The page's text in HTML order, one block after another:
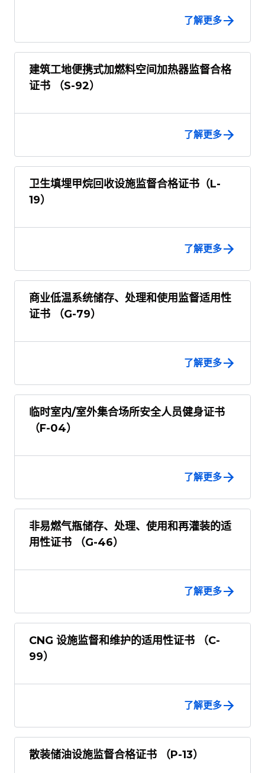
了解更多
建筑工地便携式加燃料空间加热器监督合格
证书 （S-92）
了解更多
卫生填埋甲烷回收设施监督合格证书（L-
19）
了解更多
商业低温系统储存、处理和使用监督适用性
证书 （G-79）
了解更多
临时室内/室外集合场所安全人员健身证书
（F-04）
了解更多
非易燃气瓶储存、处理、使用和再灌装的适
用性证书 （G-46）
了解更多
CNG 设施监督和维护的适用性证书 （C-
99）
了解更多
散装储油设施监督合格证书 （P-13）